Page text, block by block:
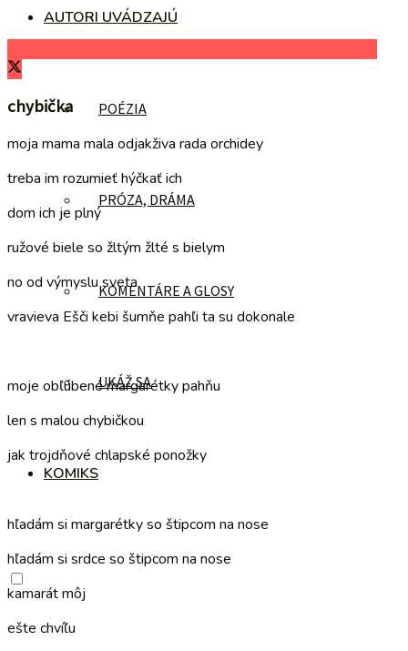
AUTORI UVÁDZAJÚ
POÉZIA
PRÓZA, DRÁMA
KOMENTÁRE A GLOSY
UKÁŽ SA
KOMIKS
chybička
moja mama mala odjakživa rada orchidey
treba im rozumieť hýčkať ich
dom ich je plný
ružové biele so žltým žlté s bielym
no od výmyslu sveta
vravieva Ešči kebi šumňe pahľi ta su dokonale
moje obľúbené margarétky pahňu
len s malou chybičkou
jak trojdňové chlapské ponožky
hľadám si margarétky so štipcom na nose
hľadám si srdce so štipcom na nose
kamarát môj
ešte chvíľu